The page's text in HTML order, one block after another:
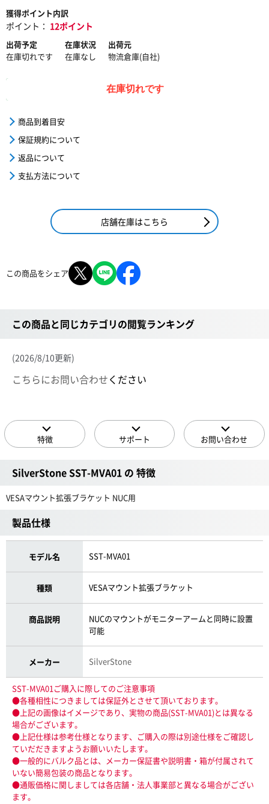
獲得ポイント内訳
ポイント： 12ポイント
出荷予定
在庫切れです
在庫状況
在庫なし
出荷元
物流倉庫(自社)
在庫切れです
商品到着目安
保証規約について
返品について
支払方法について
店舗在庫はこちら
この商品をシェア
この商品と同じカテゴリの閲覧ランキング
(2026/8/10更新)
こちらにお問い合わせください
特徴 サポート お問い合わせ
SilverStone SST-MVA01 の 特徴
VESAマウント拡張ブラケット NUC用
製品仕様
モデル名 SST-MVA01
種類 VESAマウント拡張ブラケット
商品説明
NUCのマウントがモニターアームと同時に設置
可能
メーカー SilverStone
SST-MVA01ご購入に際してのご注意事項
●各種相性につきましては保証外とさせて頂いております。
●上記の画像はイメージであり、実物の商品(SST-MVA01)とは異なる
場合がございます。
●上記仕様は参考仕様となります、ご購入の際は別途仕様をご確認し
ていだだきますようお願いいたします。
●一般的にバルク品とは、メーカー保証書や説明書・箱が付属されて
いない簡易包装の商品となります。
●通販価格に関しましては各店舗・法人事業部と異なる場合がござい
ます。